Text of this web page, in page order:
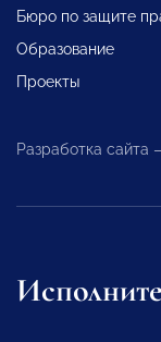
Бюро по защите
Образование
Проекты
Разработка сайта